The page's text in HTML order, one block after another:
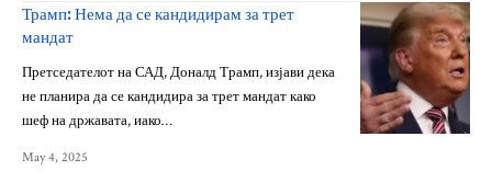
Трамп: Нема да се кандидирам за трет
мандат
Претседателот на САД, Доналд Трамп, изјави дека
не планира да се кандидира за трет мандат како
шеф на државата, иако…
May 4, 2025